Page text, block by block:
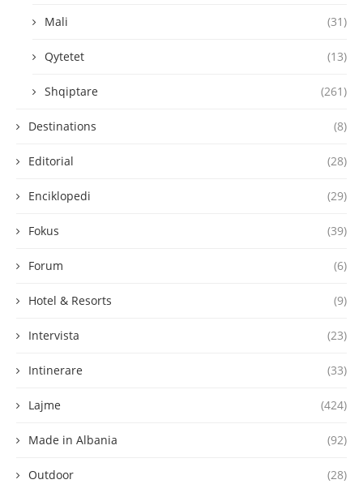
Mali (31)
Qytetet (13)
Shqiptare (261)
Destinations (8)
Editorial (28)
Enciklopedi (29)
Fokus (39)
Forum (6)
Hotel & Resorts (9)
Intervista (23)
Intinerare (33)
Lajme (424)
Made in Albania (92)
Outdoor (28)